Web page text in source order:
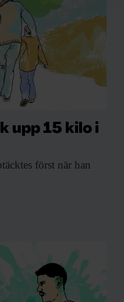
vår trafik. Vi
och annan
sociala medier och
vi samarbetar med.
med annan
eller som de har
tjänster.
upp 15 kilo i
först när han